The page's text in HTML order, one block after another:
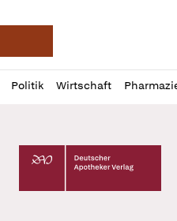
Deutsche
Politik Wirtschaft
Profil
öffnen
Daz
Pur
Deutscher Apotheker